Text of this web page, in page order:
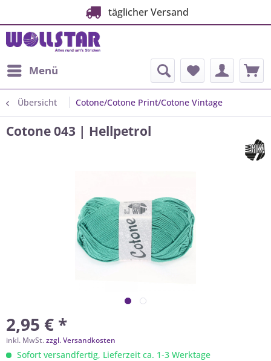
täglicher Versand
Menü
Übersicht Cotone/Cotone Print/Cotone Vintage
Cotone 043 | Hellpetrol
2,95 € *
inkl. MwSt.zzgl. Versandkosten
Sofort versandfertig, Lieferzeit ca. 1-3 Werktage